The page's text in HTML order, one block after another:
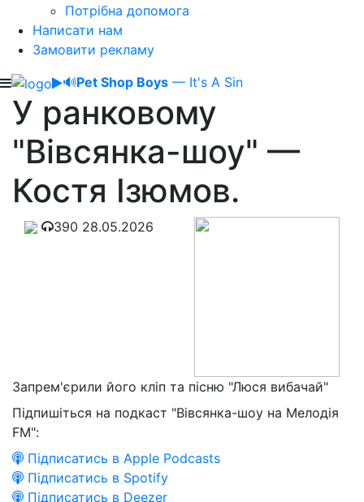
Потрібна допомога
Написати нам
Замовити рекламу
🔊Pet Shop Boys — It's A Sin
У ранковому
"Вівсянка-шоу" —
Костя Ізюмов.
390 28.05.2026
Запрем'єрили його кліп та пісню "Люся вибачай"
Підпишіться на подкаст "Вівсянка-шоу на Мелодія
FM":
Підписатись в Apple Podcasts
Підписатись в Spotify
Підписатись в Deezer